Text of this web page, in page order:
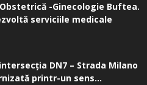
-Ginecologie Buftea.
serviciile medicale
DN7 – Strada Milano
printr-un sens...